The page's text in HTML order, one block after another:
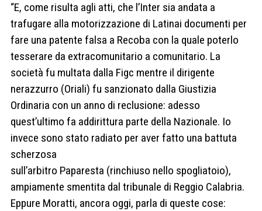
“E, come risulta agli atti, che l’Inter sia andata a
trafugare alla motorizzazione di Latinai documenti per
fare una patente falsa a Recoba con la quale poterlo
tesserare da extracomunitario a comunitario. La
società fu multata dalla Figc mentre il dirigente
nerazzurro (Oriali) fu sanzionato dalla Giustizia
Ordinaria con un anno di reclusione: adesso
quest’ultimo fa addirittura parte della Nazionale. Io
invece sono stato radiato per aver fatto una battuta
scherzosa
sull’arbitro Paparesta (rinchiuso nello spogliatoio),
ampiamente smentita dal tribunale di Reggio Calabria.
Eppure Moratti, ancora oggi, parla di queste cose: